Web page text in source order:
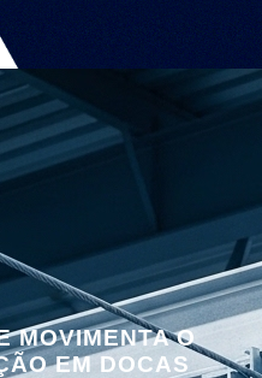
MOVIMENTA O
EM DOCAS